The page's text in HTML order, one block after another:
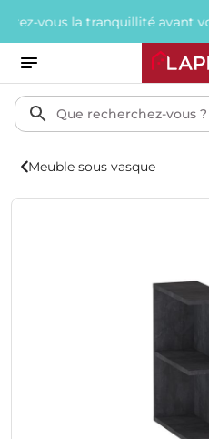
la tranquillité avant vos
Meuble sous vasque